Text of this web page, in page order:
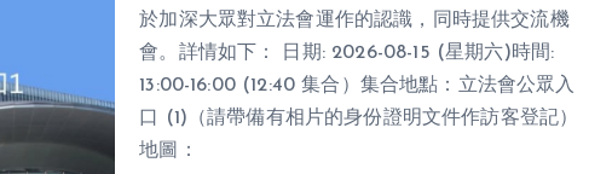
於加深大眾對立法會運作的認識，同時提供交流機
會。詳情如下： 日期: 2026-08-15 (星期六)時間:
13:00-16:00 (12:40 集合）集合地點：立法會公眾入
口 (1)（請帶備有相片的身份證明文件作訪客登記）
地圖：